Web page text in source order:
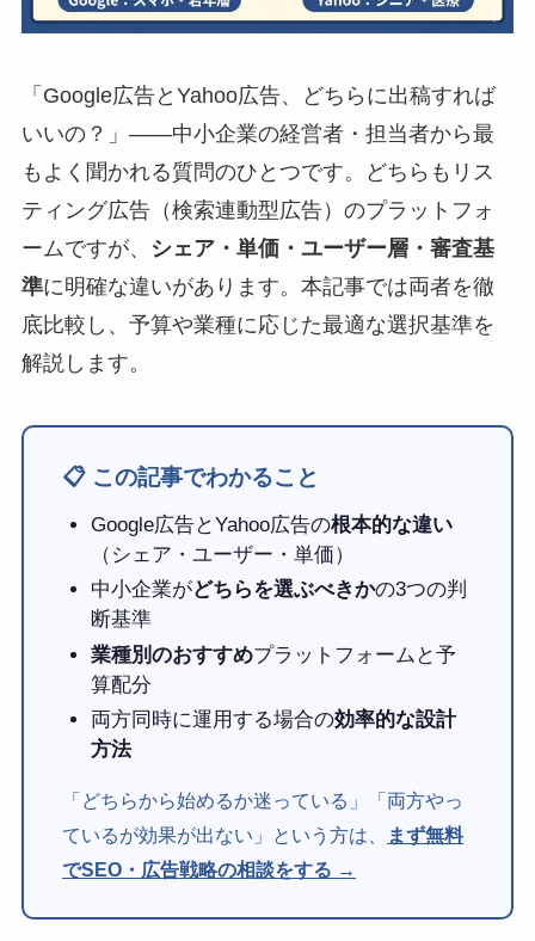
「Google広告とYahoo広告、どちらに出稿すれば
いいの？」——中小企業の経営者・担当者から最
もよく聞かれる質問のひとつです。どちらもリス
ティング広告（検索連動型広告）のプラットフォ
ームですが、
シェア・単価・ユーザー層・審査基
準に明確な違いがあります。本記事では両者を徹
底比較し、予算や業種に応じた最適な選択基準を
解説します。
📋 この記事でわかること
Google広告とYahoo広告の根本的な違い
（シェア・ユーザー・単価）
中小企業がどちらを選ぶべきかの3つの判
断基準
業種別のおすすめプラットフォームと予
算配分
両方同時に運用する場合の効率的な設計
方法
「どちらから始めるか迷っている」「両方やっ
ているが効果が出ない」という方は、
まず無料
でSEO・広告戦略の相談をする →